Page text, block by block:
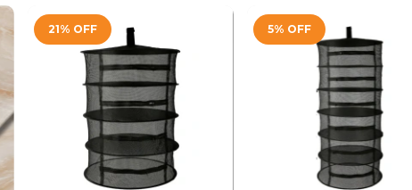
21% OFF 5% OFF